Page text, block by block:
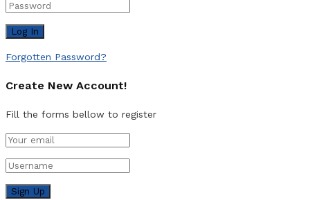
Forgotten Password?
Create New Account!
Fill the forms bellow to register